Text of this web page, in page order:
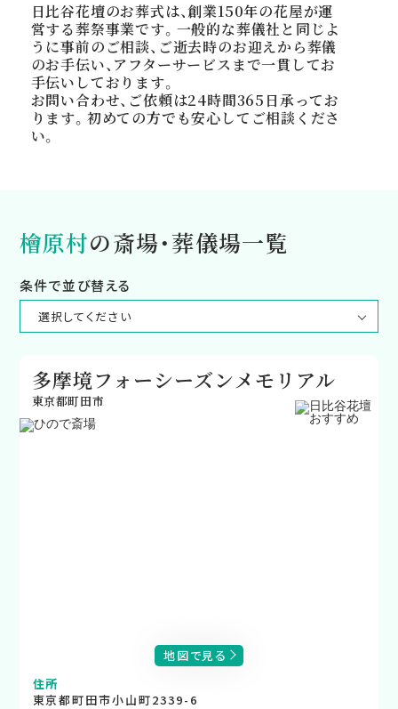
日比谷花壇のお葬式は、創業150年の花屋が運
営する葬祭事業です。一般的な葬儀社と同じよ
うに事前のご相談、ご逝去時のお迎えから葬儀
のお手伝い、アフターサービスまで一貫してお
手伝いしております。
お問い合わせ、ご依頼は24時間365日承ってお
ります。初めての方でも安心してご相談くださ
い。
檜原村の斎場・葬儀場一覧
条件で並び替える
多摩境フォーシーズンメモリアル
東京都町田市
地図で見る
住所
東京都町田市小山町2339-6